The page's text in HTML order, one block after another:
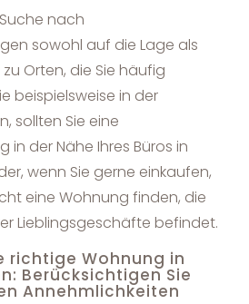
nach
sowohl auf die Lage als
Orten, die Sie häufig
beispielsweise in der
sollten Sie eine
in der Nähe Ihres Büros in
wenn Sie gerne einkaufen,
eine Wohnung finden, die
Lieblingsgeschäfte befindet.
richtige Wohnung in
Berücksichtigen Sie
Annehmlichkeiten